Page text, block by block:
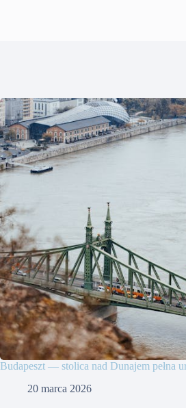
Budapeszt — stolica nad Dunajem pełna
20 marca 2026